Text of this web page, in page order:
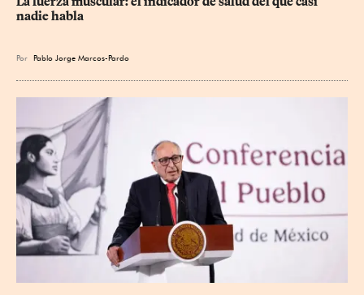
nadie habla
Por Pablo Jorge Marcos-Pardo